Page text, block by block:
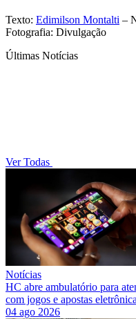
Texto: Edimilson Montalti –
Fotografia: Divulgação
Últimas Notícias
Ver Todas
Notícias
HC abre ambulatório para
com jogos e apostas
04 ago 2026